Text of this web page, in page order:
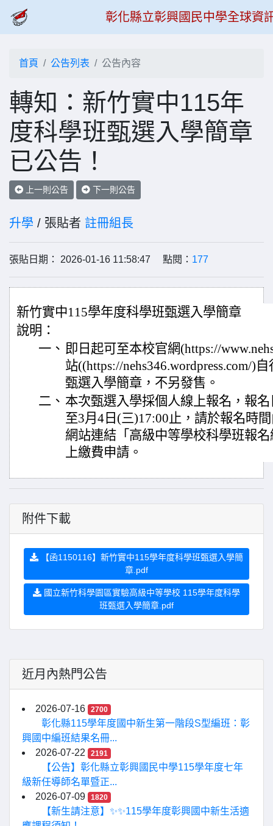
彰化縣立彰興國民中學全球資
首頁 公告列表 公告內容
轉知：新竹實中115年
度科學班甄選入學簡章
已公告！
上一則公告 下一則公告
升學 / 張貼者 註冊組長
張貼日期： 2026-01-16 11:58:47 點閱： 177
新竹實中115學年度科學班甄選入學簡章
說明：
一、 即日起可至本校官網(https://
站((https://nehs346.wordpress.com/)
甄選入學簡章，不另發售。
二、 本次甄選入學採個人線上報名，報
至3月4日(三)17:00止，請於報名時
網站連結「高級中等學校科學班報
上繳費申請。
附件下載
【函1150116】新竹實中115學年度科學班甄選入學簡
章.pdf
國立新竹科學園區實驗高級中等學校 115學年度科學
班甄選入學簡章.pdf
近月內熱門公告
2026-07-16 2700
彰化縣115學年度國中新生第一階段S型編班：彰
興國中編班結果名冊...
2026-07-22
2191
【公告】彰化縣立彰興國民中學115學年度七年
級新任導師名單暨正...
2026-07-09
1820
【新生請注意】✨✨115學年度彰興國中新生活適